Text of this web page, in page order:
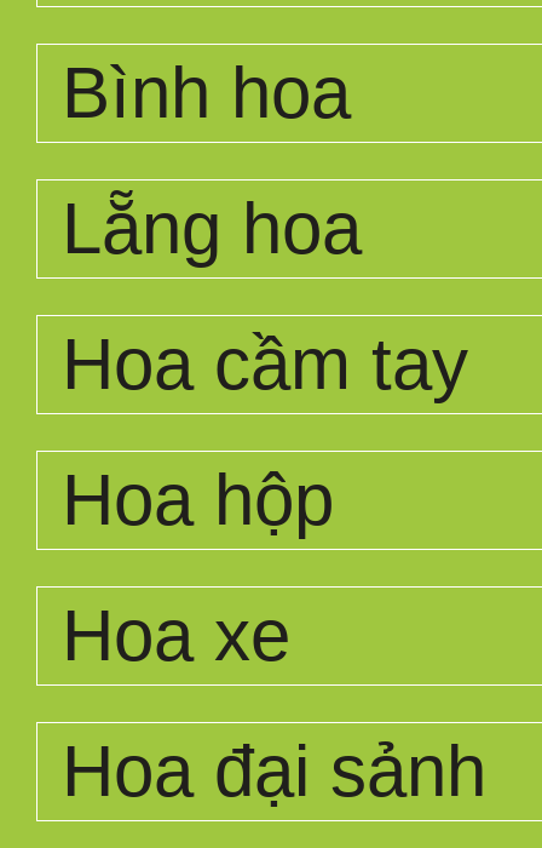
Bình hoa
Lẵng hoa
Hoa cầm tay
Hoa hộp
Hoa xe
Hoa đại sảnh